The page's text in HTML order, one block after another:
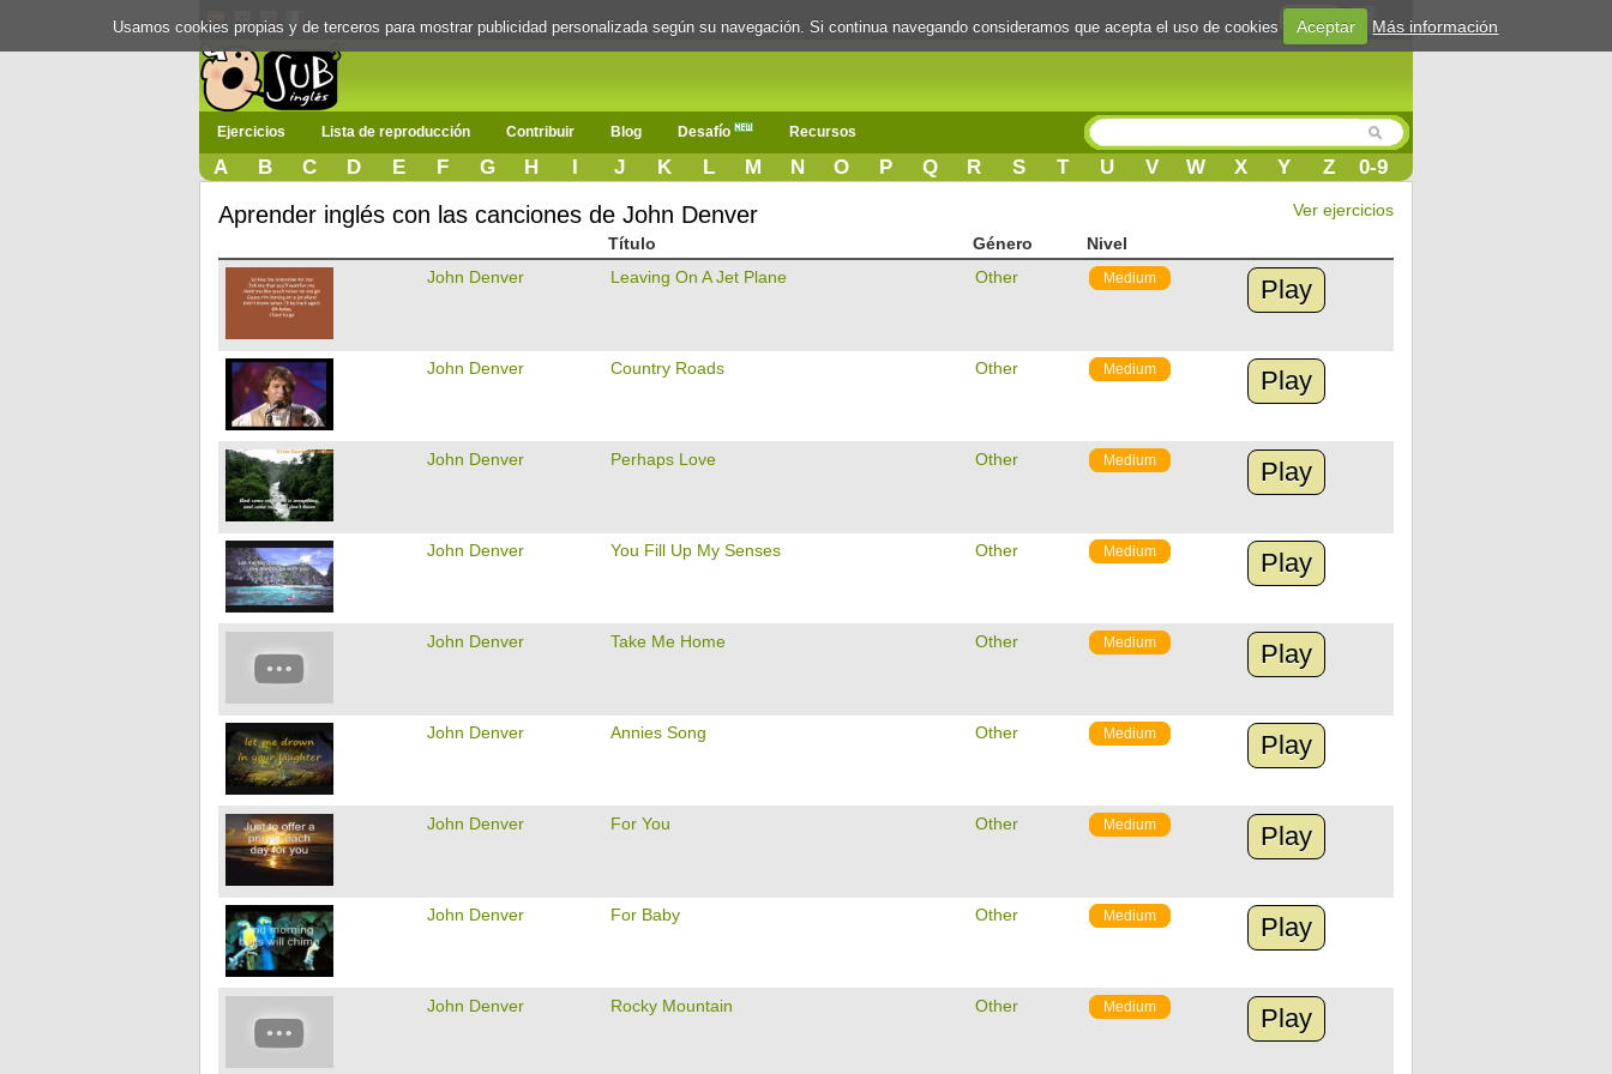
Login
Ejercicios Lista de reproducción Contribuir Blog Desafío Recursos
A B C D E F G H I J K L M N O P Q R S T U V W X Y Z 0-9
Ver ejercicios
Aprender inglés con las canciones de John Denver
Título Género
Nivel
John Denver
Leaving On A Jet Plane Other Medium Play
John Denver Country Roads Other Medium Play
John Denver Perhaps Love Other Medium Play
John Denver You Fill Up My Senses Other Medium Play
John Denver Take Me Home Other Medium Play
John Denver Annies Song Other Medium Play
John Denver For You Other Medium Play
John Denver For Baby Other Medium Play
John Denver Rocky Mountain Other Medium Play
Usamos cookies propias y de terceros para mostrar publicidad personalizada según su navegación. Si continua navegando consideramos que acepta el uso de cookies Aceptar Más información